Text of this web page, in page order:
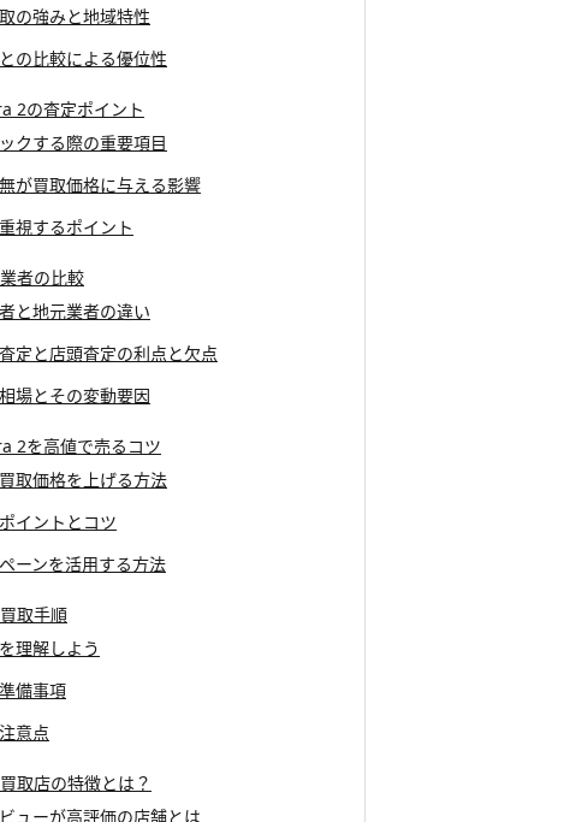
の強みと地域特性
の比較による優位性
2の査定ポイント
クする際の重要項目
が買取価格に与える影響
視するポイント
者の比較
と地元業者の違い
定と店頭査定の利点と欠点
場とその変動要因
2を高値で売るコツ
取価格を上げる方法
イントとコツ
ーンを活用する方法
取手順
理解しよう
備事項
意点
取店の特徴とは？
ューが高評価の店舗とは